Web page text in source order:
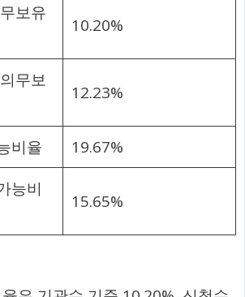
보유
10.20%
무보
12.23%
비율
19.67%
능비
15.65%